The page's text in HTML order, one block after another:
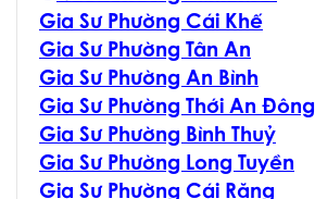
Gia Sư Phường Cái Khế
Gia Sư Phường Tân An
Gia Sư Phường An Bình
Gia Sư Phường Thới An Đông
Gia Sư Phường Bình Thuỷ
Gia Sư Phường Long Tuyền
Gia Sư Phường Cái Răng